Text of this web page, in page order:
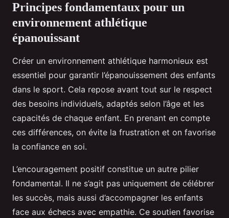
Principes fondamentaux pour un
environnement athlétique
épanouissant
Créer un environnement athlétique harmonieux est
essentiel pour garantir l’épanouissement des enfants
dans le sport. Cela repose avant tout sur le respect
des besoins individuels, adaptés selon l’âge et les
capacités de chaque enfant. En prenant en compte
ces différences, on évite la frustration et on favorise
la confiance en soi.
L’encouragement positif constitue un autre pilier
fondamental. Il ne s’agit pas uniquement de célébrer
les succès, mais aussi d’accompagner les enfants
face aux échecs avec empathie. Ce soutien favorise